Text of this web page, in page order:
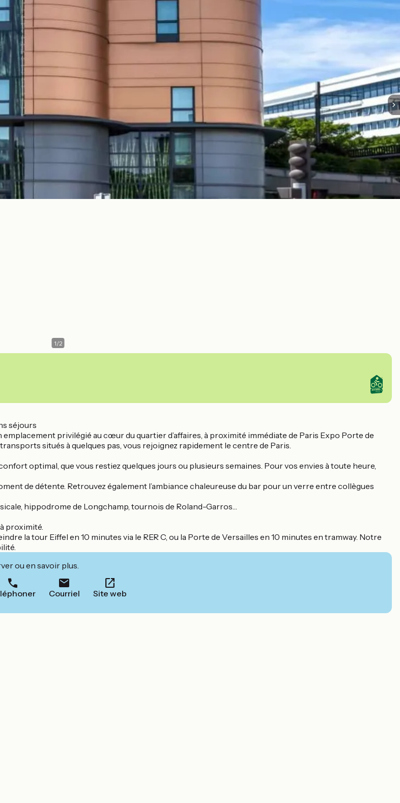
1/2
séjours
emplacement privilégié au cœur du quartier d’affaires, à proximité immédiate de Paris Expo Porte de
situés à quelques pas, vous rejoignez rapidement le centre de Paris.
optimal, que vous restiez quelques jours ou plusieurs semaines. Pour vos envies à toute heure,
de détente. Retrouvez également l’ambiance chaleureuse du bar pour un verre entre collègues
hippodrome de Longchamp, tournois de Roland-Garros…
proximité.
la tour Eiffel en 10 minutes via le RER C, ou la Porte de Versailles en 10 minutes en tramway. Notre
ou en savoir plus.
Courriel Site web